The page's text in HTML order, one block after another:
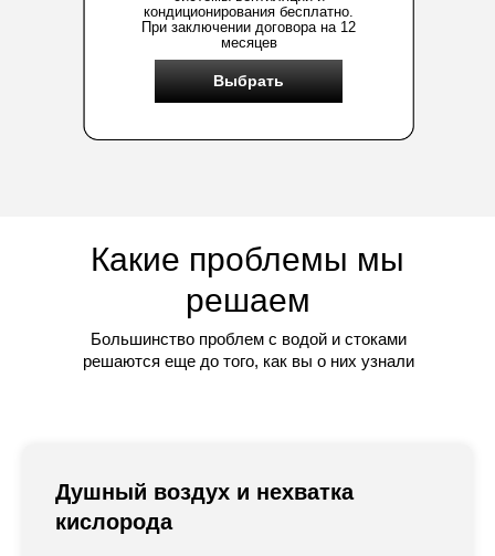
кондиционирования бесплатно.
При заключении договора на 12
месяцев
Выбрать
Большинство проблем с водой и стоками
решаются еще до того, как вы о них узнали
Какие проблемы мы
решаем
Душный воздух и нехватка
кислорода